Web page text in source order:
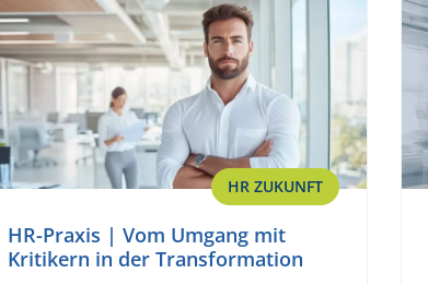
HR ZUKUNFT
HR-Praxis | Vom Umgang mit
Kritikern in der Transformation